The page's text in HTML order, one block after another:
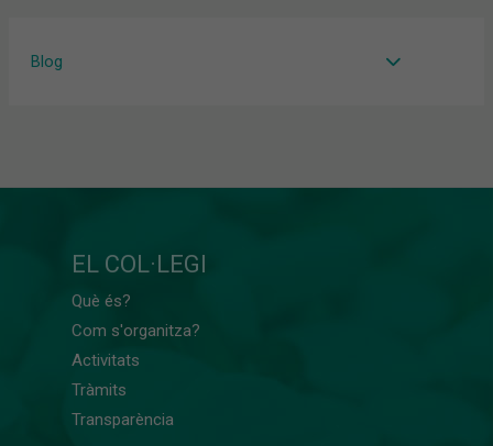
Blog
EL COL·LEGI
Què és?
Com s'organitza?
Activitats
Tràmits
Transparència